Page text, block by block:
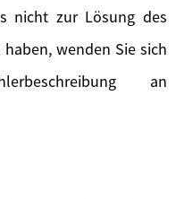
nicht zur Lösung des
wenden Sie sich
an